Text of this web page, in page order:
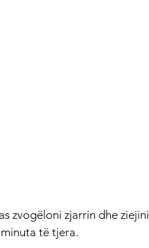
zvogëloni zjarrin dhe ziejini
të tjera.